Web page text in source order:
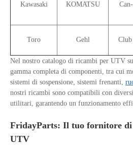
Kawasaki KOMATSU
Toro Gehl
Nel nostro catalogo di ricambi per UTV
gamma completa di componenti, tra cui
sistemi di sospensione, sistemi frenanti,
nostri ricambi sono compatibili con
utilitari, garantendo un funzionamento
FridayParts: Il tuo fornitore
UTV